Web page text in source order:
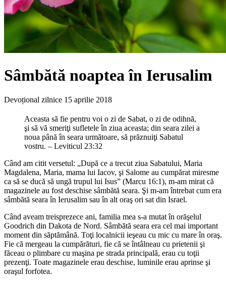
Sâmbătă noaptea în Ierusalim
Devoțional zilnice 15 aprilie 2018
Aceasta să fie pentru voi o zi de Sabat, o zi de odihnă,
şi să vă smeriţi sufletele în ziua aceasta; din seara zilei a
noua până în seara următoare, să prăznuiţi Sabatul
vostru. – Leviticul 23:32
Când am citit versetul: „După ce a trecut ziua Sabatului, Maria
Magdalena, Maria, mama lui Iacov, şi Salome au cumpărat miresme
ca să se ducă să ungă trupul lui Isus” (Marcu 16:1), m-am mirat că
magazinele au fost deschise sâmbătă seara. Şi m-am întrebat cum era
sâmbătă seara în Ierusalim sau în alt oraş ori sat din Israel.
Când aveam treisprezece ani, familia mea s-a mutat în orăşelul
Goodrich din Dakota de Nord. Sâmbătă seara era cel mai important
moment din săptămână. Toţi localnicii ieşeau cu mic cu mare în oraş.
Fie că mergeau la cumpărături, fie că se întâlneau cu prietenii şi
făceau o plimbare cu maşina pe strada principală, erau cu toţii
prezenţi. Toate magazinele erau deschise, luminile erau aprinse şi
oraşul forfotea.